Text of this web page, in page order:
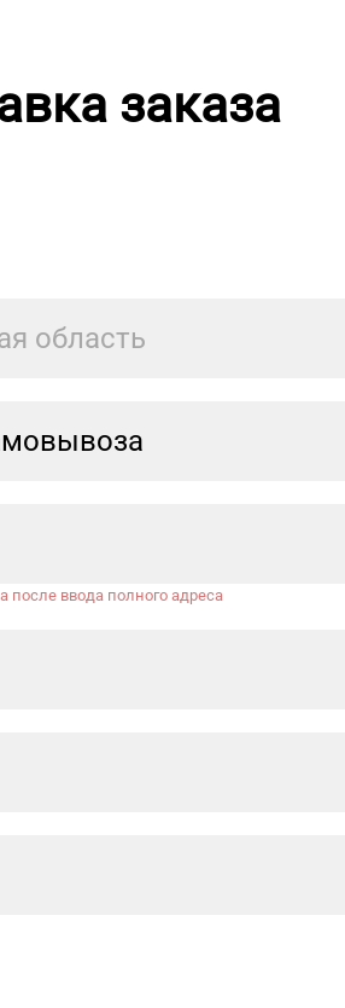
заказа
область
после ввода полного адреса